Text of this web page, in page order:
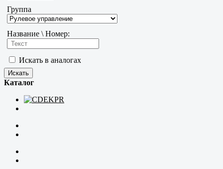
Группа
Название \ Номер:
Искать в аналогах
Каталог